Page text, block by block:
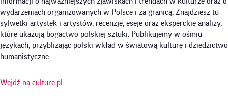
wydarzeniach organizowanych w Polsce i za granicą. Znajdziesz tu
sylwetki artystek i artystów, recenzje, eseje oraz eksperckie analizy,
które ukazują bogactwo polskiej sztuki. Publikujemy w ośmiu
językach, przybliżając polski wkład w światową kulturę i dziedzictwo
humanistyczne.
Wejdź na culture.pl